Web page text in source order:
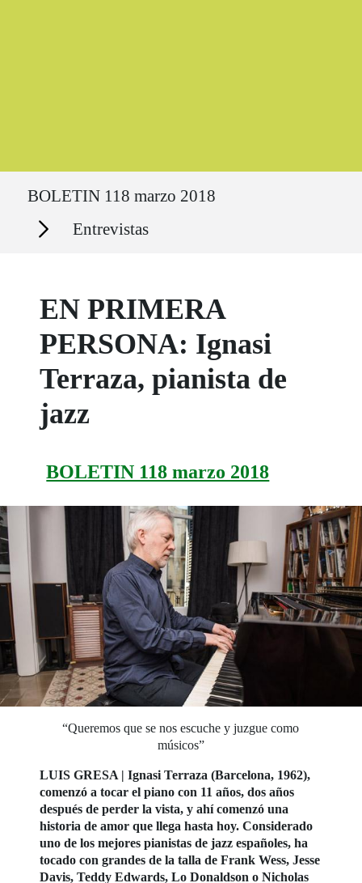
BOLETIN 118 marzo 2018
Secciones Entrevistas
EN PRIMERA
PERSONA: Ignasi
Terraza, pianista de
jazz
BOLETIN 118 marzo 2018
“Queremos que se nos escuche y juzgue como
músicos”
LUIS GRESA | Ignasi Terraza (Barcelona, 1962),
comenzó a tocar el piano con 11 años, dos años
después de perder la vista, y ahí comenzó una
historia de amor que llega hasta hoy. Considerado
uno de los mejores pianistas de jazz españoles, ha
tocado con grandes de la talla de Frank Wess, Jesse
Davis, Teddy Edwards, Lo Donaldson o Nicholas